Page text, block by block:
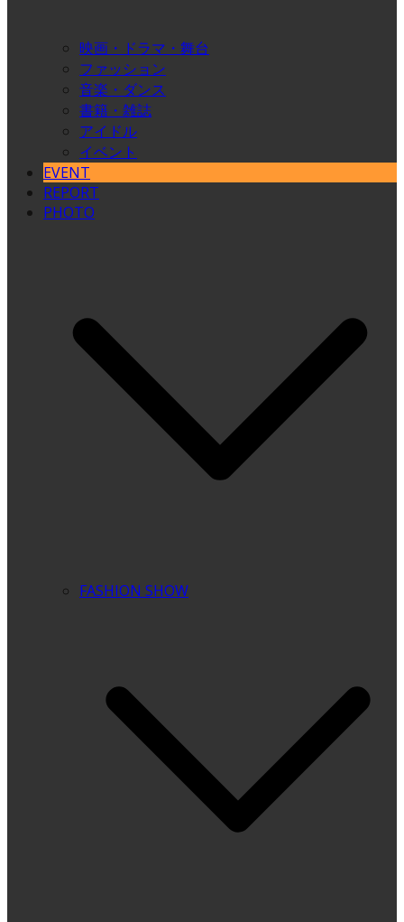
映画・ドラマ・舞台
ファッション
音楽・ダンス
書籍・雑誌
アイドル
イベント
EVENT
REPORT
PHOTO
FASHION SHOW